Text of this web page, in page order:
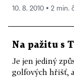
10. 8. 2010 ▪ 2 min.
Na pažitu s
Je jen jediný
golfových hřišť,